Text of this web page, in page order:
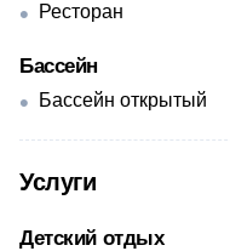
Ресторан
Бассейн
Бассейн открытый
Услуги
Детский отдых